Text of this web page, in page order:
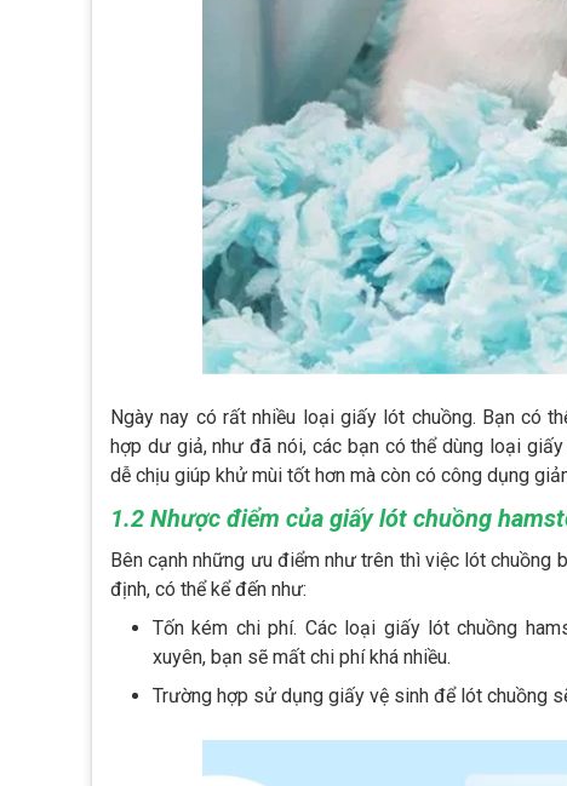
Ngày nay có rất nhiều loại giấy lót chuồng. Bạn có
hợp dư giả, như đã nói, các bạn có thể dùng loại
dễ chịu giúp khử mùi tốt hơn mà còn có công dụng
1.2 Nhược điểm của giấy lót chuồng
Bên cạnh những ưu điểm như trên thì việc lót
định, có thể kể đến như:
Tốn kém chi phí. Các loại giấy lót chuồng
xuyên, bạn sẽ mất chi phí khá nhiều.
Trường hợp sử dụng giấy vệ sinh để lót chuồng